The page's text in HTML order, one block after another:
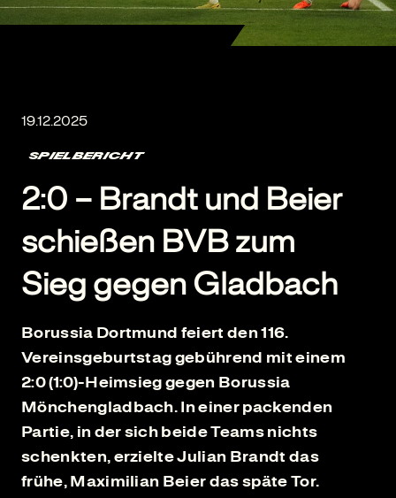
SPIELBERICHT
2:0 – Brandt und Beier
schießen BVB zum
Sieg gegen Gladbach
Borussia Dortmund feiert den 116.
Vereinsgeburtstag gebührend mit einem
2:0 (1:0)-Heimsieg gegen Borussia
Mönchengladbach. In einer packenden
Partie, in der sich beide Teams nichts
schenkten, erzielte Julian Brandt das
frühe, Maximilian Beier das späte Tor.